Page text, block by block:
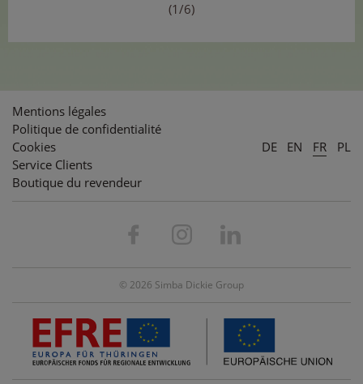
(1/6)
Mentions légales
Politique de confidentialité
Cookies
Service Clients
Boutique du revendeur
DE EN FR PL
© 2026 Simba Dickie Group